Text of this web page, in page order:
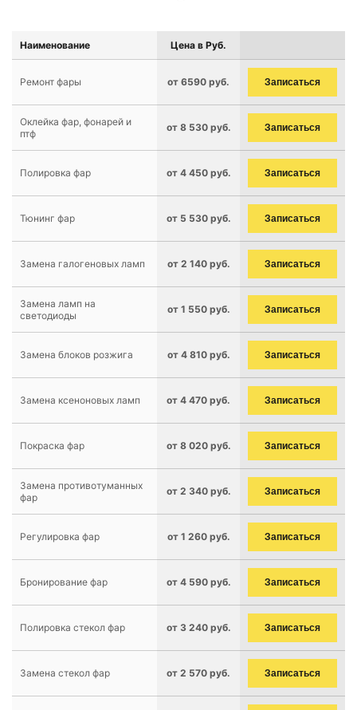
Наименование Цена в Руб.
Ремонт фары от 6590 руб. Записаться
Оклейка фар, фонарей и
птф
от 8 530 руб. Записаться
Полировка фар от 4 450 руб. Записаться
Тюнинг фар от 5 530 руб. Записаться
Замена галогеновых ламп от 2 140 руб. Записаться
Замена ламп на
светодиоды
от 1 550 руб. Записаться
Замена блоков розжига от 4 810 руб. Записаться
Замена ксеноновых ламп от 4 470 руб. Записаться
Покраска фар от 8 020 руб. Записаться
Замена противотуманных
фар
от 2 340 руб. Записаться
Регулировка фар от 1 260 руб. Записаться
Бронирование фар от 4 590 руб. Записаться
Полировка стекол фар от 3 240 руб. Записаться
Замена стекол фар от 2 570 руб. Записаться